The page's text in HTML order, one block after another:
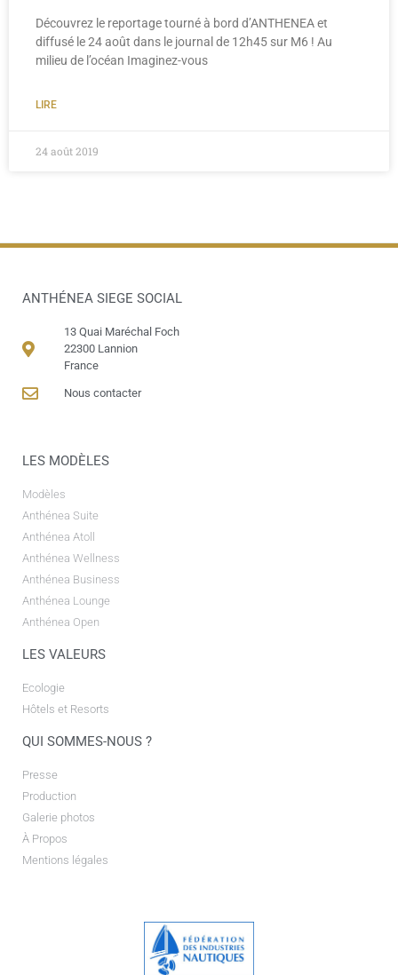
Découvrez le reportage tourné à bord d’ANTHENEA et
diffusé le 24 août dans le journal de 12h45 sur M6 ! Au
milieu de l’océan Imaginez-vous
LIRE
24 août 2019
ANTHÉNEA SIEGE SOCIAL
13 Quai Maréchal Foch
22300 Lannion
France
Nous contacter
LES MODÈLES
Modèles
Anthénea Suite
Anthénea Atoll
Anthénea Wellness
Anthénea Business
Anthénea Lounge
Anthénea Open
LES VALEURS
Ecologie
Hôtels et Resorts
QUI SOMMES-NOUS ?
Presse
Production
Galerie photos
À Propos
Mentions légales